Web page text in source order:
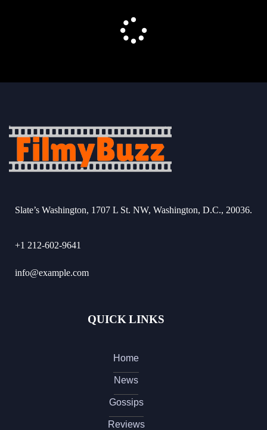
Slate’s Washington, 1707 L St. NW, Washington, D.C., 20036.
+1 212-602-9641
info@example.com
QUICK LINKS
Home
News
Gossips
Reviews